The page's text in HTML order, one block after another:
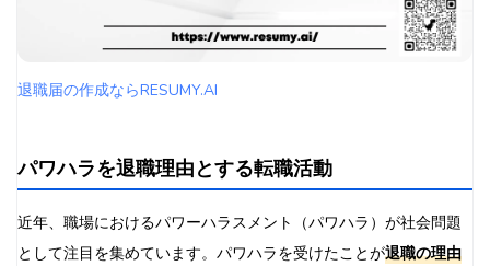
退職届の作成ならRESUMY.AI
パワハラを退職理由とする転職活動
近年、職場におけるパワーハラスメント（パワハラ）が社会問題
として注目を集めています。パワハラを受けたことが退職の理由